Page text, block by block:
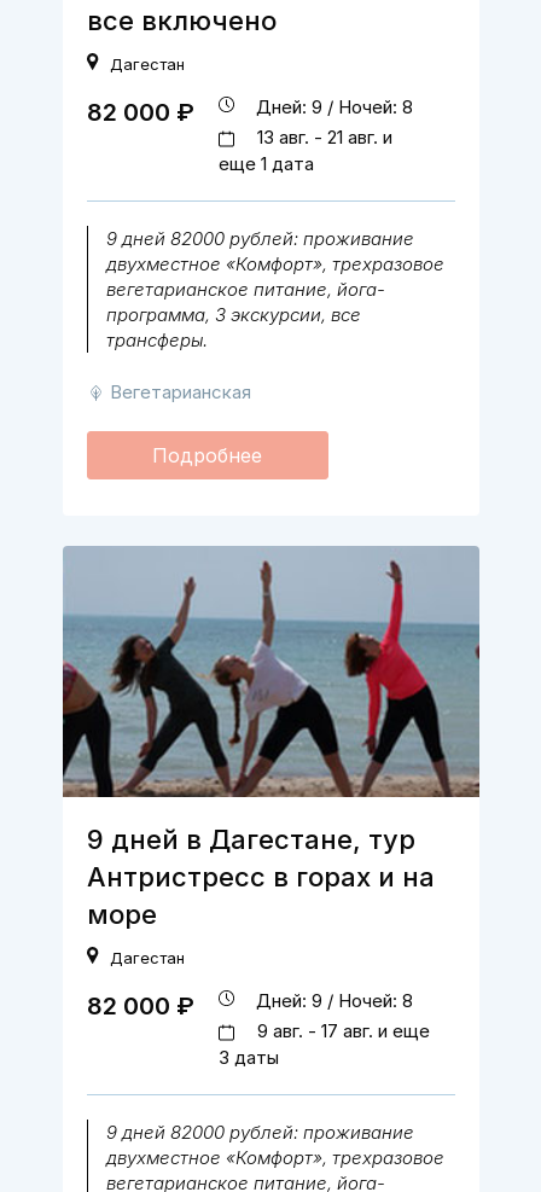
все включено
Дагестан
9 дней 82000 рублей: проживание
двухместное «Комфорт», трехразовое
вегетарианское питание, йога-
программа, 3 экскурсии, все
трансферы.
Вегетарианская
82 000 ₽
Дней: 9 / Ночей: 8
13 авг. - 21 авг. и
еще 1 дата
Подробнее
9 дней в Дагестане, тур
Антристресс в горах и на
море
Дагестан
9 дней 82000 рублей: проживание
двухместное «Комфорт», трехразовое
вегетарианское питание, йога-
82 000 ₽
Дней: 9 / Ночей: 8
9 авг. - 17 авг. и еще
3 даты